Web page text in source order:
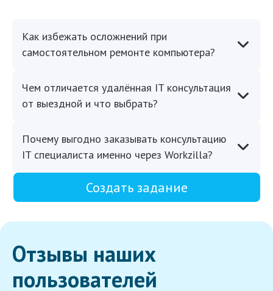
Как избежать осложнений при
самостоятельном ремонте компьютера?
Чем отличается удалённая IT консультация
от выездной и что выбрать?
Почему выгодно заказывать консультацию
IT специалиста именно через Workzilla?
Создать задание
Отзывы наших
пользователей